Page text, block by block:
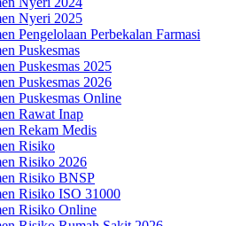
Nyeri 2025
Pengelolaan Perbekalan Farmasi
Puskesmas
Puskesmas 2025
Puskesmas 2026
Puskesmas Online
Rawat Inap
Rekam Medis
Risiko
Risiko 2026
Risiko BNSP
Risiko ISO 31000
Risiko Online